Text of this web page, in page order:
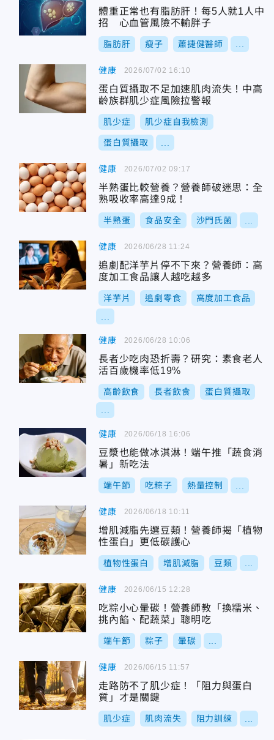
體重正常也有脂肪肝！每5人就1人中
招 心血管風險不輸胖子
脂肪肝 瘦子 蕭捷健醫師
健康
蛋白質攝取不足加速肌肉流失！中高
齡族群肌少症風險拉警報
肌少症 肌少症自我檢測
蛋白質攝取
2026/07/02 16:10
健康
半熟蛋比較營養？營養師破迷思：全
熟吸收率高達9成！
半熟蛋 食品安全 沙門氏菌
2026/07/02 09:17
健康
追劇配洋芋片停不下來？營養師：高
度加工食品讓人越吃越多
洋芋片 追劇零食 高度加工食品
2026/06/28 11:24
健康
長者少吃肉恐折壽？研究：素食老人
活百歲機率低19%
高齡飲食 長者飲食 蛋白質攝取
2026/06/28 10:06
健康
豆漿也能做冰淇淋！端午推「蔬食消
暑」新吃法
端午節 吃粽子 熱量控制
2026/06/18 16:06
健康
增肌減脂先選豆類！營養師揭「植物
性蛋白」更低碳護心
植物性蛋白 增肌減脂 豆類
2026/06/18 10:11
健康
吃粽小心暈碳！營養師教「換糯米、
挑內餡、配蔬菜」聰明吃
端午節 粽子 暈碳
2026/06/15 12:28
健康
走路防不了肌少症！「阻力與蛋白
質」才是關鍵
肌少症 肌肉流失 阻力訓練
2026/06/15 11:57